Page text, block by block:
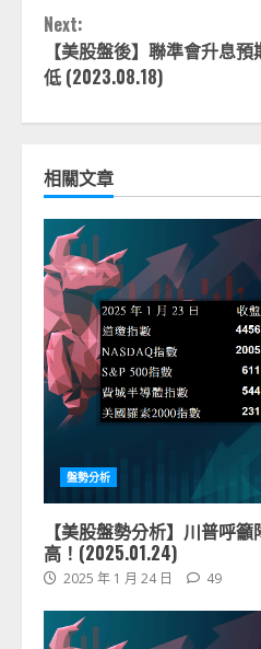
Next:
【美股盤後】聯準會升息
低 (2023.08.18)
相關文章
盤勢分析
【美股盤勢分析】川普呼
高！(2025.01.24)
2025 年 1 月 24 日 49